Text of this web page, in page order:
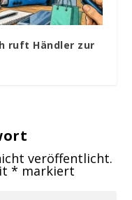
ruft Händler zur
veröffentlicht.
* markiert